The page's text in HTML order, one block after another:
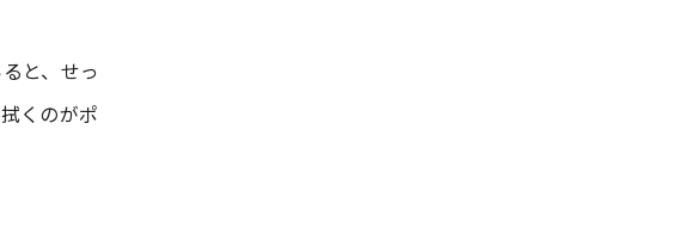
と、せっ
くのがポ